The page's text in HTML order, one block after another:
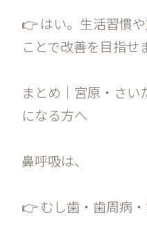
👉 はい。生活習慣
ことで改善を目指せ
まとめ｜宮原・さ
になる方へ
鼻呼吸は、
👉 むし歯・歯周病